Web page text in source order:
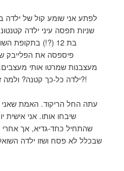
לפתע אני שומע קול של
שניות תפסה עיני ילדה
בת 12 (?!) בתקופת
פיספסה את הפלייבק
מעצבנות שמרטו אותי
ילדה כל-כך קטנה? ולמה זה נראה כמו בדיחה מהלכת (ובת שש)?!
עתה החל הריקוד. האמת שאני
שיבחו אותו. אני
שהתחיל כחד-גדיא, אך
שבכלל לא פסח ושזו ילדה